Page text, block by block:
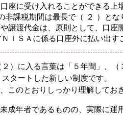
座に受け入れることができる
非課税期間は最長で（ ２ ）と
譲渡代金は、原則として、口
ＩＳＡに係る口座外に払い出す
）に入る言葉は「５年間」、（
タートした新しい制度です。
このとおりしっかり理解してお
成年者であるものの、実際に